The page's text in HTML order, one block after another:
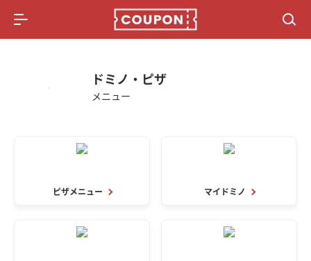
ドミノ・ピザ
メニュー
ピザメニュー マイドミノ